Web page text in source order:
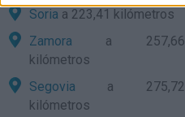
Soria a 223,41 kilómetros
Zamora a 257,66
kilómetros
Segovia a 275,72
kilómetros